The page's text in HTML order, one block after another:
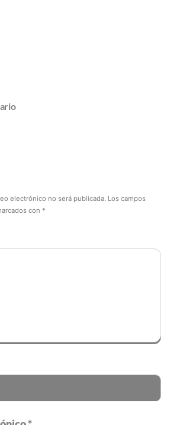
electrónico no será publicada. Los campos
con *